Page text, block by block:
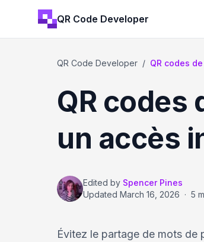
QR Code Developer
QR Code Developer / QR codes
QR codes
un accès
Edited by Spencer Pines
Updated March 16, 2026 · 5
Évitez le partage de mots de